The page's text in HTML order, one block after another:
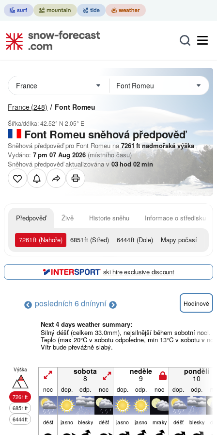
France (248) Font Romeu
Šířka/délka:42.52° N 2.05° E
Font Romeu sněhová předpověď
Sněhová předpověď pro Font Romeu na 7261 ft nadmořská výška
Vydáno: 7 pm 07 Aug 2026 (místního času)
Sněhová předpověď aktualizována v 03hod 02min
Předpověď Živě Historie sněhu Informace o středisku
7261ft (Nahoře) 6851ft (Střed) 6444ft (Dole) Mapy počasí
ski hire exclusive discount
posledních 6 dnínyní Hodinově
Next 4 days weather summary:
Silný déšť (celkem 33.0mm), nejsilnější během sobotní noci.
Teplo (max 20°C v sobotu odpoledne, min 13°C v sobotu v
Vítr bude převážně slabý.
Výška
7261ft
6851ft
6444ft
sobota
8
neděle
9
pondělí
10
noc dop. odp. noc dop. odp. noc dop. odp.
déšť jasno blesky déšť jasno jasno mraky déšť blesky